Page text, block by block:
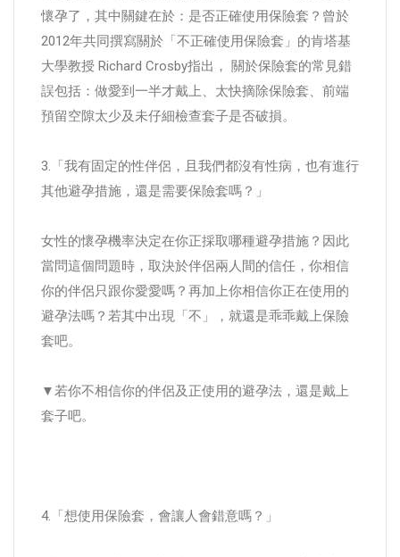
懷孕了，其中關鍵在於：是否正確使用保險套？曾於
2012年共同撰寫關於「不正確使用保險套」的肯塔基
大學教授 Richard Crosby指出， 關於保險套的常見錯
誤包括：做愛到一半才戴上、太快摘除保險套、前端
預留空隙太少及未仔細檢查套子是否破損。
3.「我有固定的性伴侶，且我們都沒有性病，也有進行
其他避孕措施，還是需要保險套嗎？」
女性的懷孕機率決定在你正採取哪種避孕措施？因此
當問這個問題時，取決於伴侶兩人間的信任，你相信
你的伴侶只跟你愛愛嗎？再加上你相信你正在使用的
避孕法嗎？若其中出現「不」，就還是乖乖戴上保險
套吧。
▼若你不相信你的伴侶及正使用的避孕法，還是戴上
套子吧。
4.「想使用保險套，會讓人會錯意嗎？」